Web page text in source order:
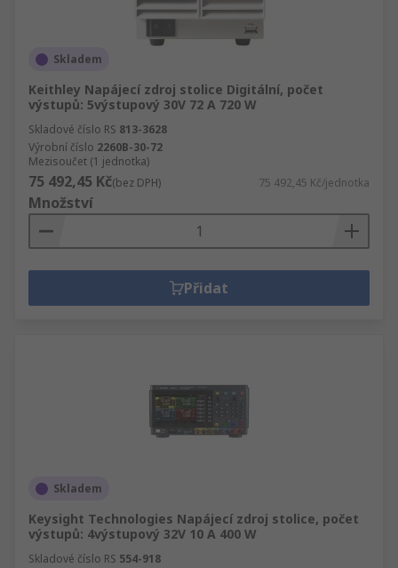
Skladem
Keithley Napájecí zdroj stolice Digitální, počet
výstupů: 5výstupový 30V 72 A 720 W
Skladové číslo RS 813-3628
Výrobní číslo 2260B-30-72
Mezisoučet (1 jednotka)
75 492,45 Kč(bez DPH) 75 492,45 Kč/jednotka
Množství
Přidat
Skladem
Keysight Technologies Napájecí zdroj stolice, počet
výstupů: 4výstupový 32V 10 A 400 W
Skladové číslo RS 554-918